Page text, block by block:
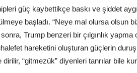
güç kaybettikçe baskı ve şiddet
başladı. “Neye mal olursa olsun
Trump benzeri bir çılgınlık
hareketini oluşturan güçlerin
dirilir, “gitmezük” diyenleri tanrılar bile